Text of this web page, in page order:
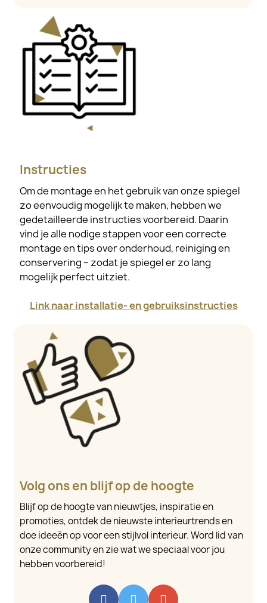
Instructies
Om de montage en het gebruik van onze spiegel
zo eenvoudig mogelijk te maken, hebben we
gedetailleerde instructies voorbereid. Daarin
vind je alle nodige stappen voor een correcte
montage en tips over onderhoud, reiniging en
conservering – zodat je spiegel er zo lang
mogelijk perfect uitziet.
Link naar installatie- en gebruiksinstructies
Volg ons en blijf op de hoogte
Blijf op de hoogte van nieuwtjes, inspiratie en
promoties, ontdek de nieuwste interieurtrends en
doe ideeën op voor een stijlvol interieur. Word lid van
onze community en zie wat we speciaal voor jou
hebben voorbereid!